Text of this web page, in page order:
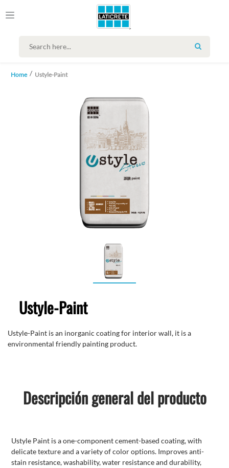
SEARCH
Home Ustyle-Paint
Ustyle-Paint
Ustyle-Paint is an inorganic coating for interior wall, it is a
environmental friendly painting product.
Descripción general del producto
Ustyle Paint is a one-component cement-based coating, with
delicate texture and a variety of color options. Improves anti-
stain resistance, washability, water resistance and durability,